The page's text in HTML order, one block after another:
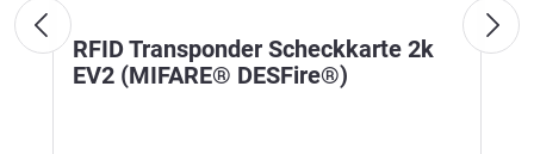
RFID Transponder Scheckkarte 2k
EV2 (MIFARE® DESFire®)